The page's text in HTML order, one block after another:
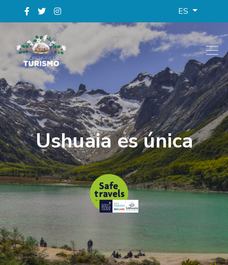
ES
Ushuaia es única